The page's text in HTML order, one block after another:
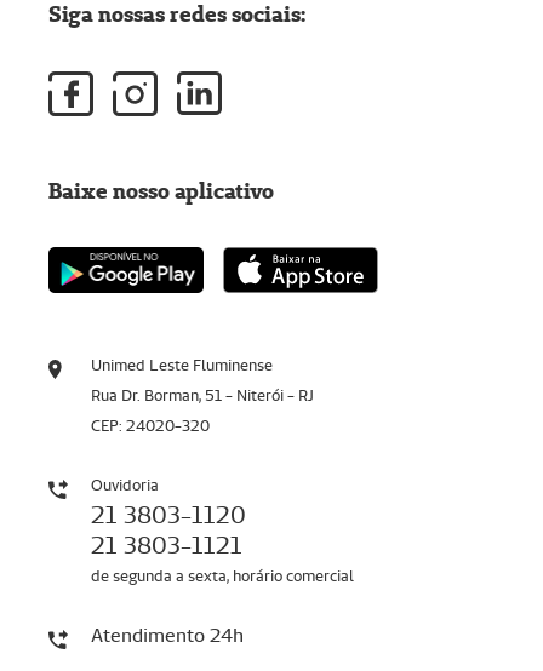
Unimed Leste Fluminense
Rua Dr. Borman, 51 - Niterói - RJ
CEP: 24020-320
Ouvidoria
21 3803-1120
21 3803-1121
de segunda a sexta, horário comercial
Atendimento 24h
Siga nossas redes sociais:
Baixe nosso aplicativo